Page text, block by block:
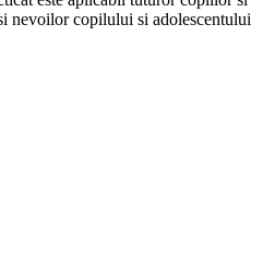
nevoilor copilului si adolescentului